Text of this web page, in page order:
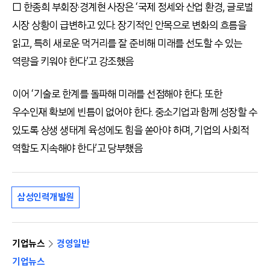
□ 한종희 부회장·경계현 사장은 ‘국제 정세와 산업 환경, 글로벌
시장 상황이 급변하고 있다. 장기적인 안목으로 변화의 흐름을
읽고, 특히 새로운 먹거리를 잘 준비해 미래를 선도할 수 있는
역량을 키워야 한다’고 강조했음
이어 ‘기술로 한계를 돌파해 미래를 선점해야 한다. 또한
우수인재 확보에 빈틈이 없어야 한다. 중소기업과 함께 성장할 수
있도록 상생 생태계 육성에도 힘을 쏟아야 하며, 기업의 사회적
역할도 지속해야 한다’고 당부했음
삼성인력개발원
기업뉴스
경영일반
기업뉴스